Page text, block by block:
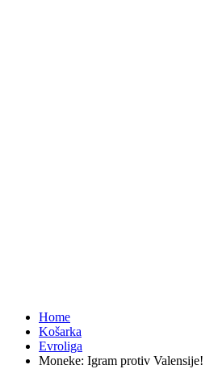
Home
Košarka
Evroliga
Moneke: Igram protiv Valensije!